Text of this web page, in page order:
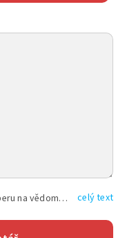
Vyplněním shora uvedených údajů beru na vědomí, že společnost TEXT FACTORY s.r.o., sídlem Brno, Durďákova 336/29, Černá Pole, PSČ: 613 00, IČ: 06157831, zapsané u Krajského soudu v Brně, oddíl C, vložka 100399, bude zpracovávat mé osobní údaje uvedené v rámci mnou vyplněného registračního formuláře na základě oprávněných zájmů TEXT FACTORY s.r.o. dle čl. 6 odst. 1 písm. f) GDPR a pro splnění právních povinností (čl. 6 odst. 1 písm. c) GDPR), a to pro tyto účely: nezbytnost zajistit oprávnění návštěvníka webových stránek provozovaných společností TEXT FACTORY s.r.o. přispívat aktivně ke zveřejněným článkům nebo v rámci diskusních fór a výkon práv TEXT FACTORY s.r.o. jako administrátora těchto diskusních fór. Více informací o zpracování osobních údajů a právech lze nalézt v celý text